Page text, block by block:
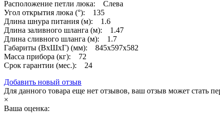
Расположение петли люка: Слева
Угол открытия люка (°): 135
Длина шнура питания (м): 1.6
Длина заливного шланга (м): 1.47
Длина сливного шланга (м): 1.7
Габариты (ВхШхГ) (мм): 845x597x582
Масса прибора (кг): 72
Срок гарантии (мес.): 24
Добавить новый отзыв
Для данного товара еще нет отзывов, ваш отзыв может стать
×
Ваша оценка: